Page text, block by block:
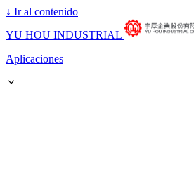
↓ Ir al contenido
YU HOU INDUSTRIAL
Aplicaciones